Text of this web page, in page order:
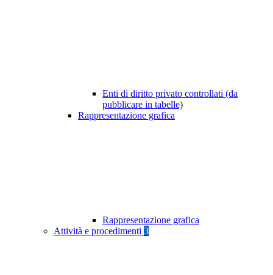
Enti di diritto privato controllati (da
pubblicare in tabelle)
Rappresentazione grafica
Rappresentazione grafica
Attività e procedimenti 3